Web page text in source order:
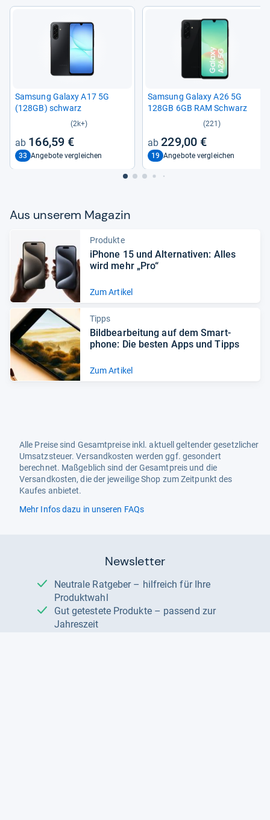
Sam­sung Galaxy A17 5G
(128GB) schwarz
(2k+)
166,59 €
33 Angebote vergleichen
Sam­sung Galaxy A26 5G
128GB 6GB RAM Schwarz
(221)
229,00 €
19 Angebote vergleichen
Aus unse­rem Maga­zin
Produkte
iPhone 15 und Alter­na­ti­ven: Alles
wird mehr „Pro“
Zum Artikel
Tipps
Bild­be­ar­bei­tung auf dem Smart­
phone: Die bes­ten Apps und Tipps
Zum Artikel
Alle Preise sind Gesamtpreise inkl. aktuell geltender gesetzlicher
Umsatzsteuer. Versandkosten werden ggf. gesondert
berechnet. Maßgeblich sind der Gesamtpreis und die
Versandkosten, die der jeweilige Shop zum Zeitpunkt des
Kaufes anbietet.
Mehr Infos dazu in unseren FAQs
Newsletter
Neutrale Ratgeber – hilfreich für Ihre
Produktwahl
Gut getestete Produkte – passend zur
Jahreszeit